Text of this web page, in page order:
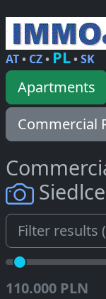
AT• CZ• PL•SK
Apartments
Commercial
Siedlce
110.000 PLN